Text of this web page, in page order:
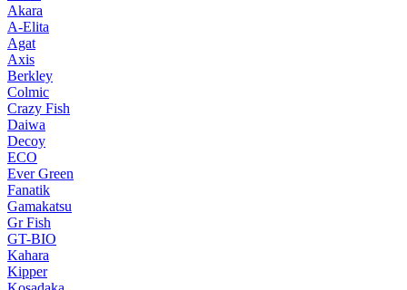
Akara
A-Elita
Agat
Axis
Berkley
Colmic
Crazy Fish
Daiwa
Decoy
ECO
Ever Green
Fanatik
Gamakatsu
Gr Fish
GT-BIO
Kahara
Kipper